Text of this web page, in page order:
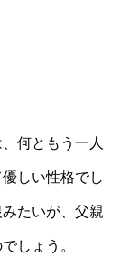
何ともう一人
しい性格でし
たいが、父親
しょう。